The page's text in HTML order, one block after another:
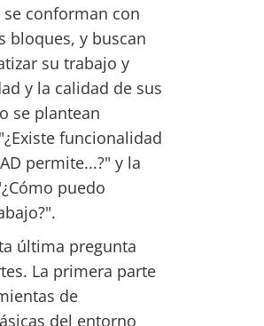
conforman con
bloques, y buscan
su trabajo y
y la calidad de sus
se plantean
funcionalidad
permite...?" y la
puedo
última pregunta
La primera parte
de
del entorno